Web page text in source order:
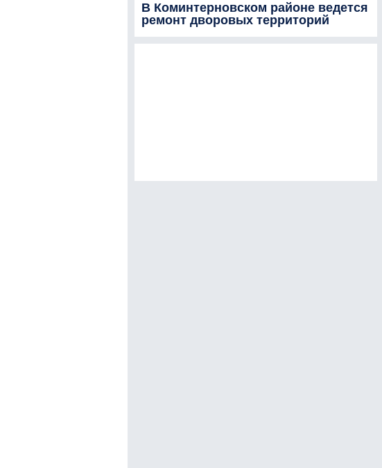
В Коминтерновском районе ведется
ремонт дворовых территорий